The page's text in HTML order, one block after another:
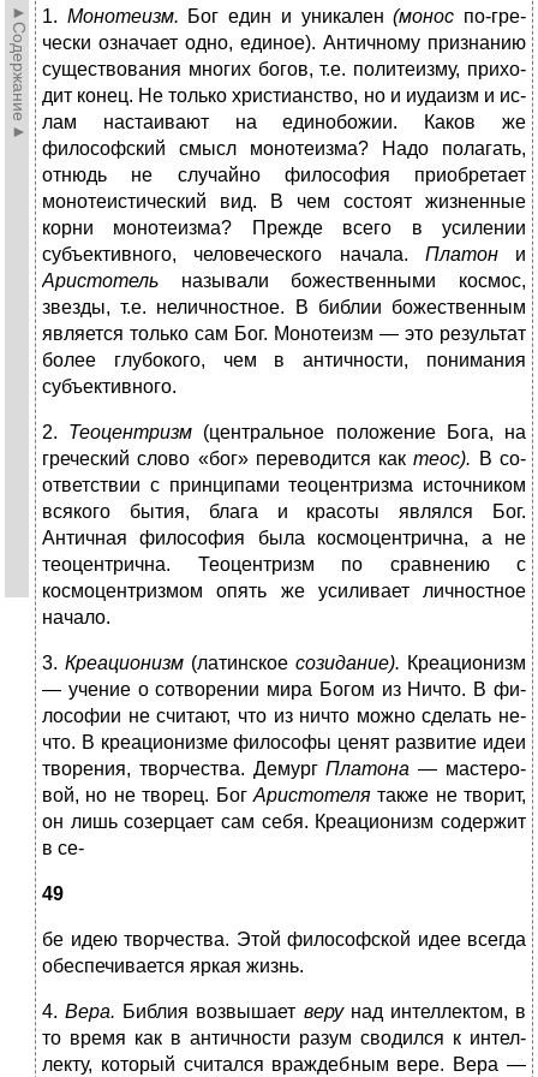
►Содержание► 1. Монотеизм. Бог един и уникален(монос по-гре­
чески означает одно, единое). Античному признанию
существования многих богов, т.е. политеизму, прихо­
дит конец. Не только христианство, но и иудаизм и ис­
лам настаивают на единобожии. Каков же
философский смысл монотеизма? Надо полагать,
отнюдь не случай­но философия приобретает
монотеистический вид. В чем состоят жизненные
корни монотеизма? Прежде всего в усилении
субъективного, человеческого нача­ла. Платон и
Аристотель называли божественными космос,
звезды, т.е. неличностное. В библии божествен­ным
является только сам Бог. Монотеизм — это резуль­тат
более глубокого, чем в античности, понимания
субъективного.
2. Теоцентризм (центральное положение Бога, на
греческий слово «бог» переводится кактеос). В со­
ответствии с принципами теоцентризма источником
вся­кого бытия, блага и красоты являлся Бог.
Античная фи­лософия была космоцентрична, а не
теоцентрична. Теоцентризм по сравнению с
космоцентризмом опять же усиливает личностное
начало.
3. Креационизм (латинское созидание). Креационизм
— учение о сотворении мира Богом из Ничто. В фи­
лософии не считают, что из ничто можно сделать не­
что. В креационизме философы ценят развитие идеи
творения, творчества. ДемургПлатона — мастеро­
вой, но не творец. Бог Аристотелятакже не творит,
он лишь созерцает сам себя. Креационизм содержит
в се-
49
бе идею творчества. Этой философской идее всегда
обеспечивается яркая жизнь.
4.Вера. Библия возвышает веру над интеллектом, в
то время как в античности разум сводился к интел­
лекту, который считался враждебным вере. Вера —